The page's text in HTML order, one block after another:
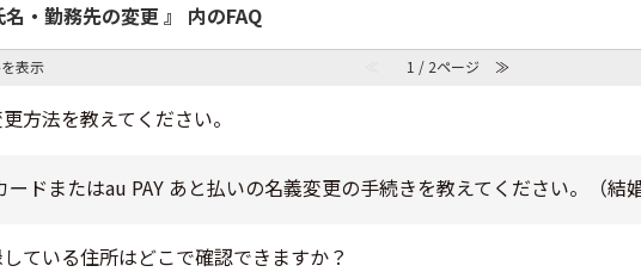
名・勤務先の変更 』 内のFAQ
表示 1 / 2ページ ≫
方法を教えてください。
ードまたはau PAY あと払いの名義変更の手続きを教えてください。（結
ている住所はどこで確認できますか？